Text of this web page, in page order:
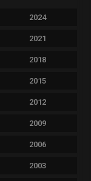
2024
2021
2018
2015
2012
2009
2006
2003